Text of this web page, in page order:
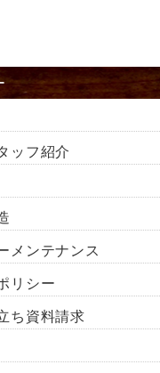
ッフ紹介
メンテナンス
リシー
ち資料請求